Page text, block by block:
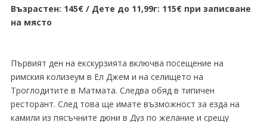
Възрастен: 145€ / Дете до 11,99г: 115€ при записване
на място
Първият ден на екскурзията включва посещение на
римския колизеум в Ел Джем и на селището на
Троглодитите в Матмата. Следва обяд в типичен
ресторант. След това ще имате възможност за езда на
камили из пясъчните дюни в Дуз по желание и срещу